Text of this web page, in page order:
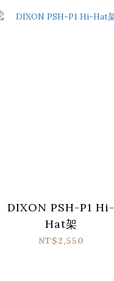
DIXON PSH-P1 Hi-
Hat架
NT$2,550